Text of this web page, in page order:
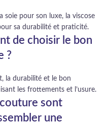
soie pour son luxe, la viscose
sa durabilité et praticité.
de choisir le bon
?
la durabilité et le bon
les frottements et l’usure.
sont
une